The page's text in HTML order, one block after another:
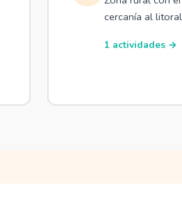
cercanía al
1 actividades →